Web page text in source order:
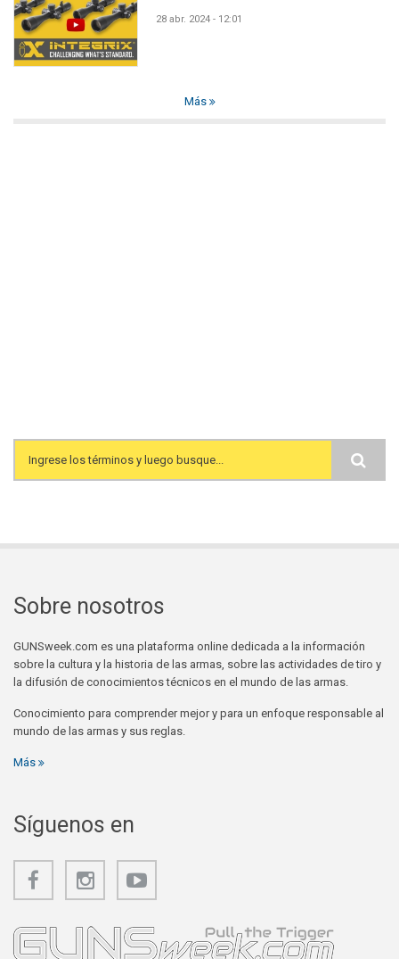
28 abr. 2024 - 12:01
Más
Search form
Sobre nosotros
GUNSweek.com es una plataforma online dedicada a la información
sobre la cultura y la historia de las armas, sobre las actividades de tiro y
la difusión de conocimientos técnicos en el mundo de las armas.
Conocimiento para comprender mejor y para un enfoque responsable al
mundo de las armas y sus reglas.
Más
Síguenos en